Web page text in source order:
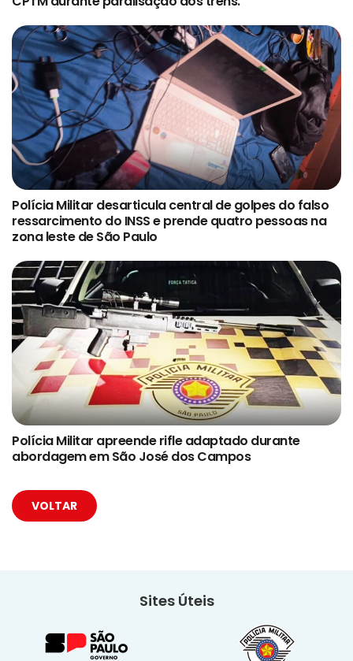
Polícia Militar desarticula central de golpes do falso
ressarcimento do INSS e prende quatro pessoas na
zona leste de São Paulo
Polícia Militar apreende rifle adaptado durante
abordagem em São José dos Campos
VOLTAR
Sites Úteis